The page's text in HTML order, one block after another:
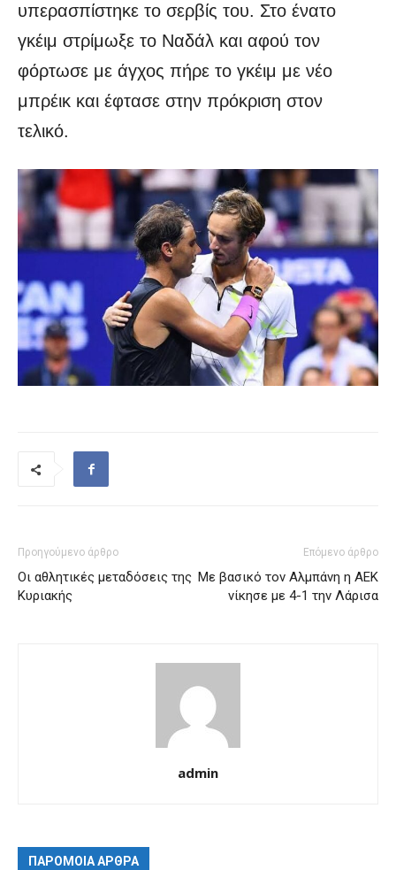
υπερασπίστηκε το σερβίς του. Στο ένατο
γκέιμ στρίμωξε το Ναδάλ και αφού τον
φόρτωσε με άγχος πήρε το γκέιμ με νέο
μπρέικ και έφτασε στην πρόκριση στον
τελικό.
Προηγούμενο άρθρο
Οι αθλητικές μεταδόσεις της
Κυριακής
Επόμενο άρθρο
Με βασικό τον Αλμπάνη η ΑΕΚ
νίκησε με 4-1 την Λάρισα
admin
ΠΑΡΟΜΟΙΑ ΑΡΘΡΑ